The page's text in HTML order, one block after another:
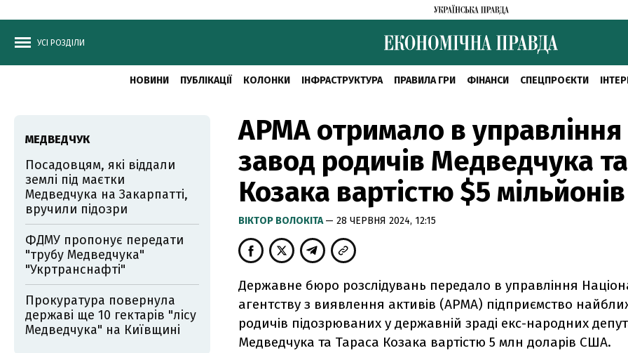
УСІ РОЗДІЛИ
НОВИНИ ПУБЛІКАЦІЇ КОЛОНКИ ІНФРАСТРУКТУРА ПРАВИЛА ГРИ ФІНАНСИ СПЕЦПРОЄКТИ
АРМА отримало в управління
завод родичів Медведчука та
Козака вартістю $5 мільйонів
ВІКТОР ВОЛОКІТА— 28 ЧЕРВНЯ 2024, 12:15
Державне бюро розслідувань передало в управління
агентству з виявлення активів (АРМА) підприємство
родичів підозрюваних у державній зраді екс-народних
Медведчука та Тараса Козака вартістю 5 млн доларів США.
МЕДВЕДЧУК
Посадовцям, які віддали
землі під маєтки
Медведчука на Закарпатті,
вручили підозри
ФДМУ пропонує передати
"трубу Медведчука"
"Укртранснафті"
Прокуратура повернула
державі ще 10 гектарів "лісу
Медведчука" на Київщині